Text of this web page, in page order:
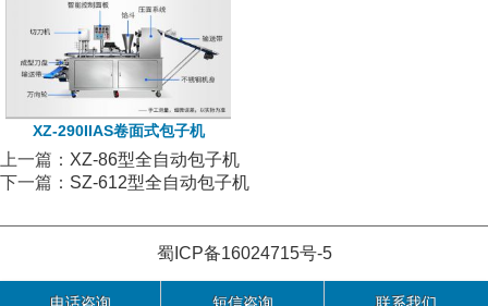
XZ-290IIAS卷面式包子机
上一篇： XZ-86型全自动包子机
下一篇： SZ-612型全自动包子机
蜀ICP备16024715号-5